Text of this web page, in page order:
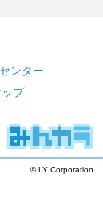
ンター
プ
© LY Corporation